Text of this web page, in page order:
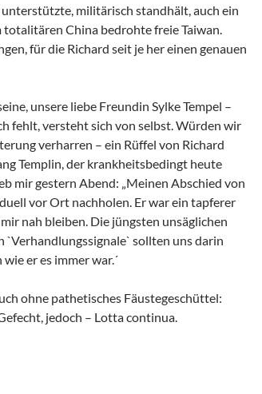
militärisch standhält, auch ein
totalitären China bedrohte freie Taiwan.
für die Richard seit je her einen genauen
unsere liebe Freundin Sylke Tempel –
fehlt, versteht sich von selbst. Würden wir
verharren – ein Rüffel von Richard
Templin, der krankheitsbedingt heute
mir gestern Abend: „Meinen Abschied von
vor Ort nachholen. Er war ein tapferer
nah bleiben. Die jüngsten unsäglichen
`Verhandlungssignale` sollten uns darin
er es immer war.´
ohne pathetisches Fäustegeschüttel:
jedoch – Lotta continua.